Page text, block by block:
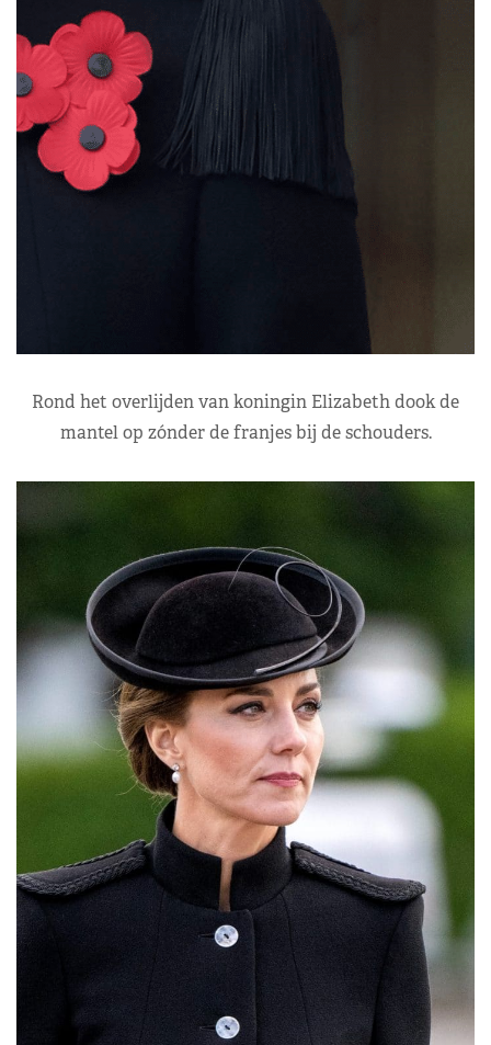
Rond het overlijden van koningin Elizabeth dook de
mantel op zónder de franjes bij de schouders.